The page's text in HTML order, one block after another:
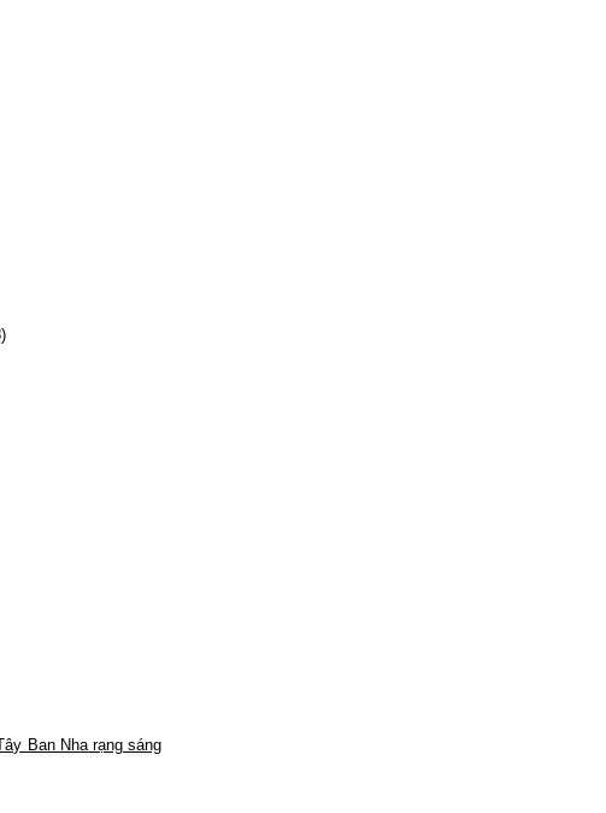
Ban Nha rạng sáng